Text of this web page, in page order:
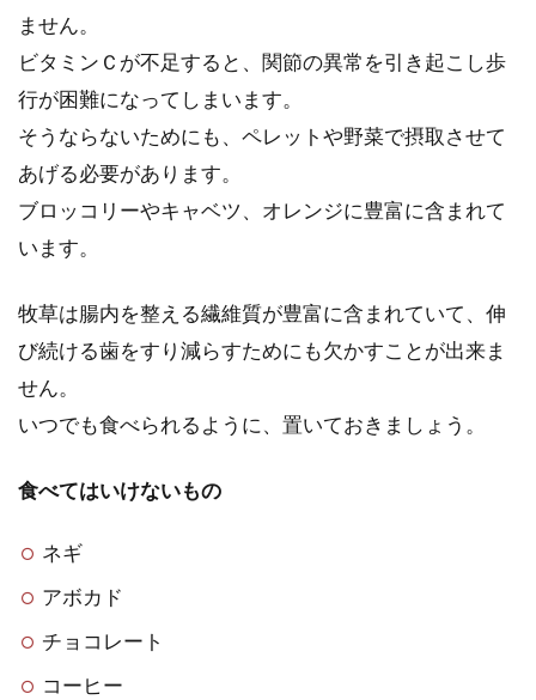
ません。
ビタミンＣが不足すると、関節の異常を引き起こし歩
行が困難になってしまいます。
そうならないためにも、ペレットや野菜で摂取させて
あげる必要があります。
ブロッコリーやキャベツ、オレンジに豊富に含まれて
います。
牧草は腸内を整える繊維質が豊富に含まれていて、伸
び続ける歯をすり減らすためにも欠かすことが出来ま
せん。
いつでも食べられるように、置いておきましょう。
食べてはいけないもの
ネギ
アボカド
チョコレート
コーヒー